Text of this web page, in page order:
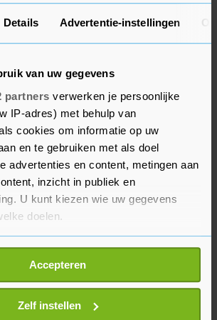
Details Advertentie-instellingen
van uw gegevens
partners verwerken je persoonlijke
IP-adres) met behulp van
cookies om informatie op uw
en te gebruiken met als doel
advertenties en content, metingen aan
inzicht in publiek en
U kunt kiezen wie uw gegevens
doelen.
willen we ook graag:
verzamelen over uw geografische
een paar meter nauwkeurig kan zijn
identificeren door het actief te
Accepteren
Zelf instellen
Gors. Bij die laatste organisatie
tijdens het zwemmen.
is sinds vrijdag Ridder in de Orde
Ze is sinds 1970 actief bij
Scouting Bernadette. Ook is ze
bestuurscoach van
en begeleider van de
de nationale
op de Dam in Amsterdam.
in of heeft zich ingezet voor
Beveland, de Welkom
Tot slot is ze vrijwilliger,
bij zwem- en poloclub De Ganze.